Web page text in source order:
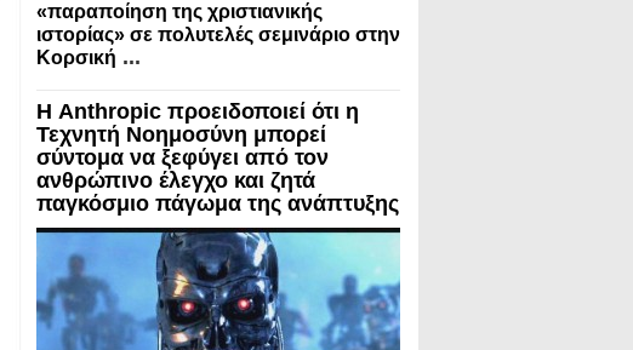
«παραποίηση της χριστιανικής
ιστορίας» σε πολυτελές σεμινάριο στην
Κορσική ...
Η Anthropic προειδοποιεί ότι η
Τεχνητή Νοημοσύνη μπορεί
σύντομα να ξεφύγει από τον
ανθρώπινο έλεγχο και ζητά
παγκόσμιο πάγωμα της ανάπτυξης